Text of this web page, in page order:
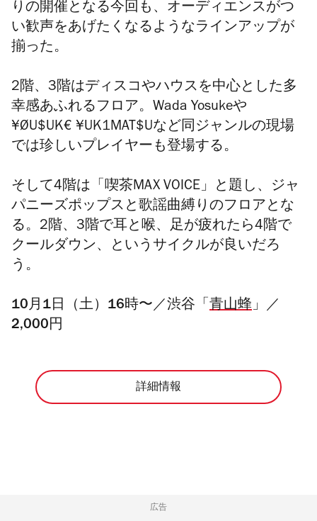
りの開催となる今回も、オーディエンスがつ
い歓声をあげたくなるようなラインアップが
揃った。
2階、3階はディスコやハウスを中心とした多
幸感あふれるフロア。Wada Yosukeや
¥ØU$UK€ ¥UK1MAT$Uなど同ジャンルの現場
では珍しいプレイヤーも登場する。
そして4階は「喫茶MAX VOICE」と題し、ジャ
パニーズポップスと歌謡曲縛りのフロアとな
る。2階、3階で耳と喉、足が疲れたら4階で
クールダウン、というサイクルが良いだろ
う。
10月1日（土）16時〜／渋谷「 青山蜂」／
2,000円
詳細情報
広告